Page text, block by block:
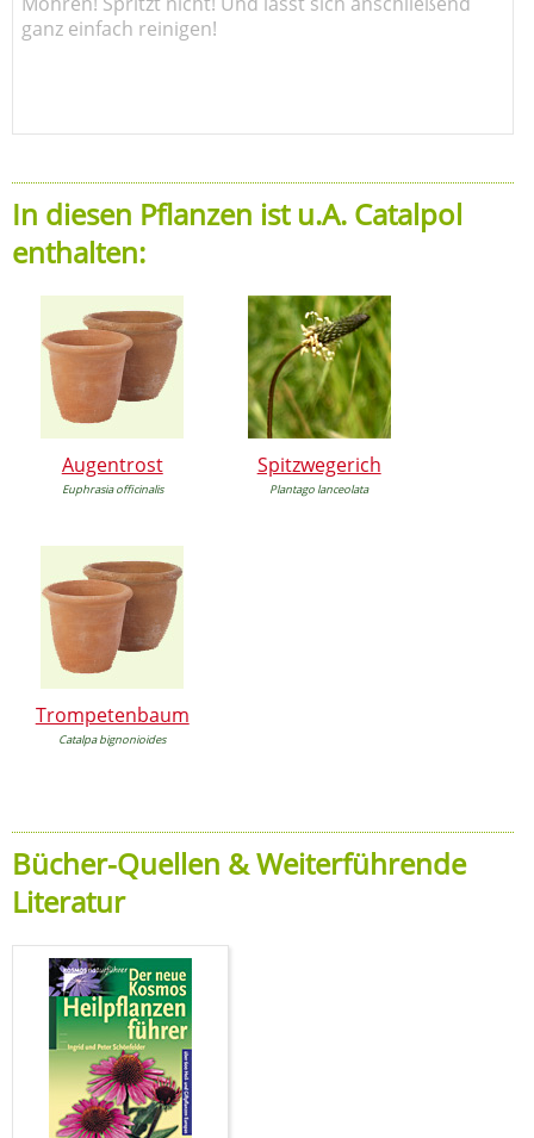
ganz einfach reinigen!
In diesen Pflanzen ist u.A. Catalpol
enthalten:
Augentrost
Euphrasia officinalis
Spitzwegerich
Plantago lanceolata
Trompetenbaum
Catalpa bignonioides
Bücher-Quellen & Weiterführende
Literatur